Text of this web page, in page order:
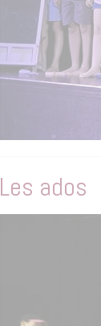
Les ados